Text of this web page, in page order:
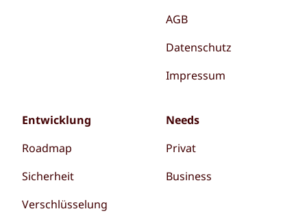
AGB
Datenschutz
Impressum
Entwicklung
Roadmap
Sicherheit
Verschlüsselung
Needs
Privat
Business